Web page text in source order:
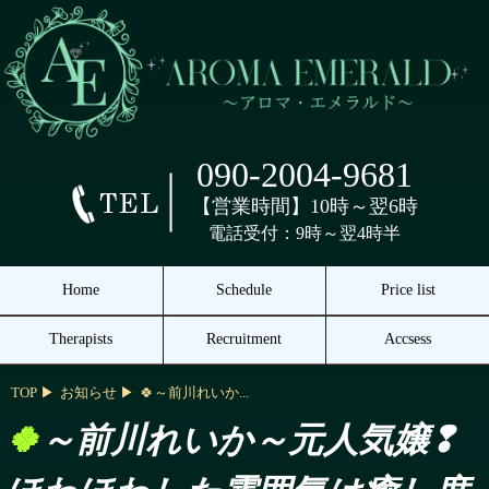
090-2004-9681
【営業時間】10時～翌6時
電話受付：9時～翌4時半
Home Schedule Price list
Therapists Recruitment Accsess
TOP お知らせ 🍀～前川れいか...
🍀～前川れいか～元人気嬢❢